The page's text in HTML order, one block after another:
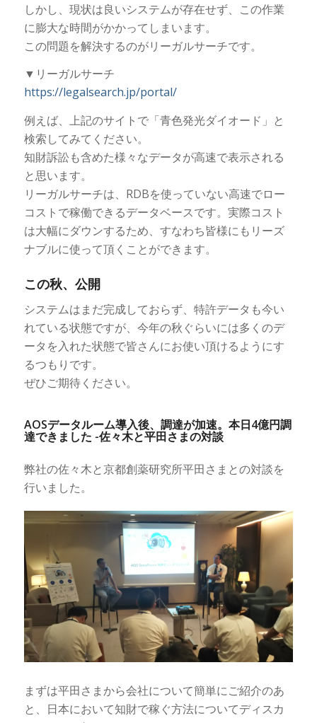
しかし、現状は良いシステムが存在せず、この作業
に膨大な時間がかかってしまいます。
この問題を解決するのがリーガルサーチです。
リーガルサーチ
https://legalsearch.jp/portal/
例えば、上記のサイトで「青色発光ダイオード」と
検索してみてください。
知財訴訟も含めた様々なデータが高速で表示される
と思います。
リーガルサーチは、RDBを使っていない高速でロー
コストで稼働できるデータベースです。実際コスト
は大幅にダウンするため、すなわち皆様にもリーズ
ナブルに使って頂くことができます。
この秋、公開
システムはまだ完成しておらず、特許データも今い
れている状態ですが、今年の秋ぐらいには多くのデ
ータを入れた状態で皆さんにお使い頂けるようにす
るつもりです。
ぜひご期待ください。
AOSデータルーム導入後、調達が加速。本日4億円調
達できました -佐々木と平田さまの対談
弊社の佐々木と京都創薬研究所平田さまとの対談を
行いました。
まずは平田さまから会社について簡単にご紹介のあ
と、日本において知財で稼ぐ方法についてディスカ